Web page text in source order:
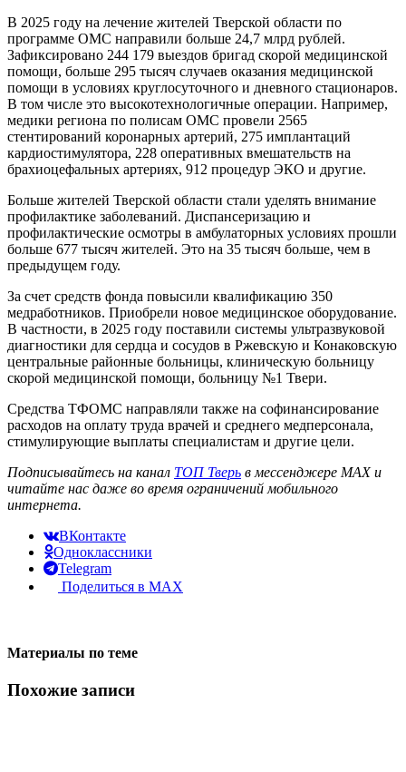
В 2025 году на лечение жителей Тверской области по
программе ОМС направили больше 24,7 млрд рублей.
Зафиксировано 244 179 выездов бригад скорой медицинской
помощи, больше 295 тысяч случаев оказания медицинской
помощи в условиях круглосуточного и дневного стационаров.
В том числе это высокотехнологичные операции. Например,
медики региона по полисам ОМС провели 2565
стентирований коронарных артерий, 275 имплантаций
кардиостимулятора, 228 оперативных вмешательств на
брахиоцефальных артериях, 912 процедур ЭКО и другие.
Больше жителей Тверской области стали уделять внимание
профилактике заболеваний. Диспансеризацию и
профилактические осмотры в амбулаторных условиях прошли
больше 677 тысяч жителей. Это на 35 тысяч больше, чем в
предыдущем году.
За счет средств фонда повысили квалификацию 350
медработников. Приобрели новое медицинское оборудование.
В частности, в 2025 году поставили системы ультразвуковой
диагностики для сердца и сосудов в Ржевскую и Конаковскую
центральные районные больницы, клиническую больницу
скорой медицинской помощи, больницу №1 Твери.
Средства ТФОМС направляли также на софинансирование
расходов на оплату труда врачей и среднего медперсонала,
стимулирующие выплаты специалистам и другие цели.
Подписывайтесь на канал ТОП Тверь в мессенджере MAX и
читайте нас даже во время ограничений мобильного
интернета.
ВКонтакте
Одноклассники
Telegram
Поделиться в MAX
Материалы по теме
Похожие записи